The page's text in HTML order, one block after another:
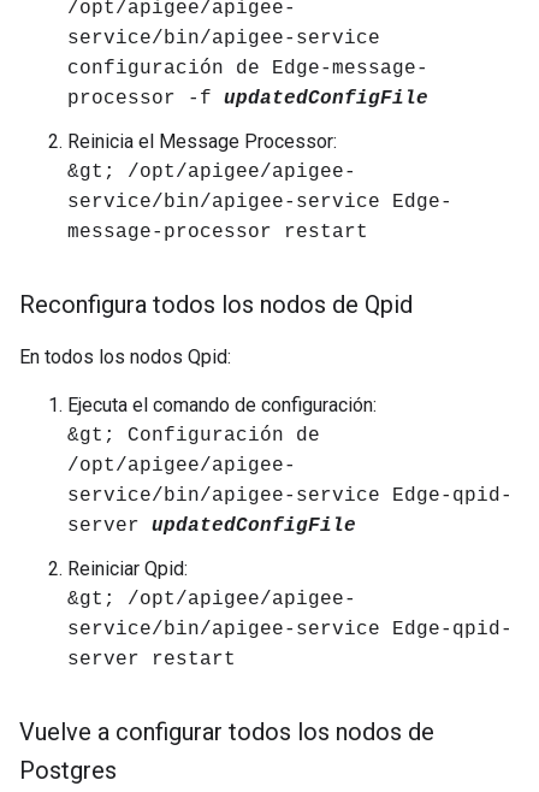
/opt/apigee/apigee-
service/bin/apigee-service
configuración de Edge-message-
processor -f updatedConfigFile
Reinicia el Message Processor:
&gt; /opt/apigee/apigee-
service/bin/apigee-service Edge-
message-processor restart
Reconfigura todos los nodos de Qpid
En todos los nodos Qpid:
Ejecuta el comando de configuración:
&gt; Configuración de
/opt/apigee/apigee-
service/bin/apigee-service Edge-qpid-
server updatedConfigFile
Reiniciar Qpid:
&gt; /opt/apigee/apigee-
service/bin/apigee-service Edge-qpid-
server restart
Vuelve a configurar todos los nodos de
Postgres